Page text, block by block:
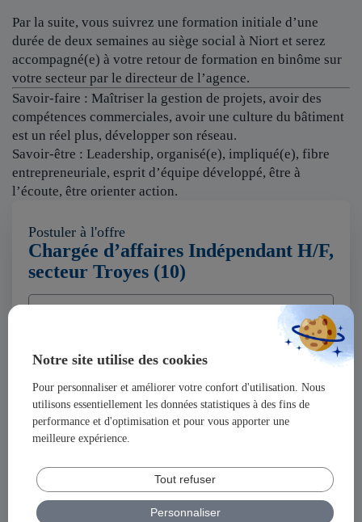
Notre site utilise des cookies
Pour personnaliser et améliorer votre confort d'utilisation. Nous
utilisons essentiellement les données statistiques à des fins de
performance et d'optimisation et pour vous apporter une
meilleure expérience.
Tout refuser
Personnaliser
Par la suite, vous suivrez une formation initiale d’une
durée de deux semaines au siège social à Niort et serez
accompagné(e) à votre retour de formation en binôme sur
votre secteur par le directeur de l’agence.
Savoir-faire : Maîtriser la gestion de projets, avoir des
compétences commerciales, avoir une culture du bâtiment
est un réel plus, développer son réseau.
Savoir-être : Leadership, organisé(e), impliqué(e), fibre
entrepreneuriale, esprit d’équipe développé, être à
l’écoute, être orienter action.
Postuler à l'offre
Chargée d’affaires Indépendant H/F,
secteur Troyes (10)
Prénom
Adresse